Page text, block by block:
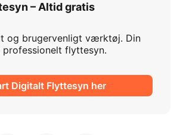
– Altid gratis
og brugervenligt værktøj. Din
flyttesyn.
Digitalt Flyttesyn her